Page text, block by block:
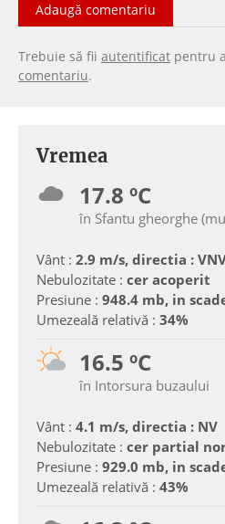
Adaugă comentariu
Trebuie să fii autentificat pentru
comentariu.
Vremea
17.8 ºC
în Sfantu gheorghe
Vânt : 2.9 m/s, directia :
Nebulozitate : cer acoperit
Presiune : 948.4 mb, in
Umezeală relativă : 34%
16.5 ºC
în Intorsura buzaului
Vânt : 4.1 m/s, directia : NV
Nebulozitate : cer partial
Presiune : 929.0 mb, in
Umezeală relativă : 43%